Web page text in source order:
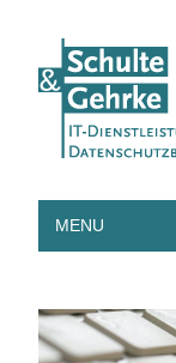
MENU